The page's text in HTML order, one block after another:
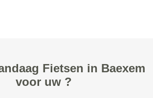
Fietsen in Baexem
voor uw ?